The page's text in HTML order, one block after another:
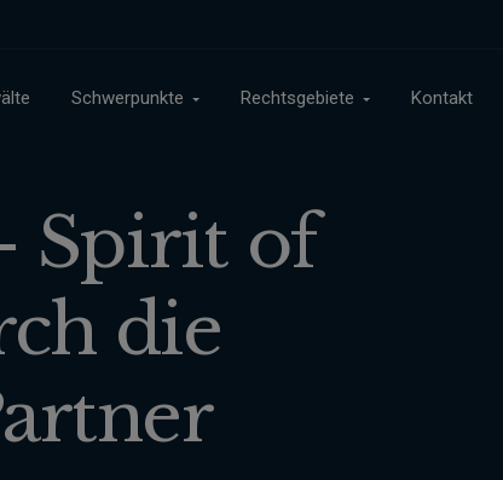
Schwerpunkte Rechtsgebiete Kontakt
Spirit of
die